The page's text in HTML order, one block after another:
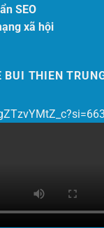
SEO
xã hội
BUI THIEN